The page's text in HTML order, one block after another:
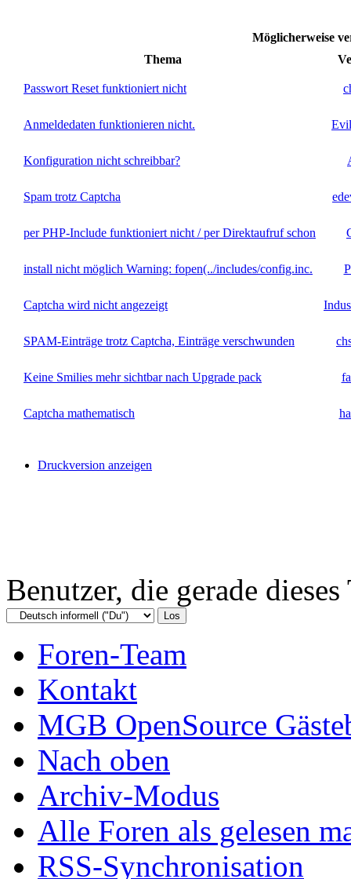
Möglicherweise
Thema
Passwort Reset funktioniert nicht
Anmeldedaten funktionieren nicht.
Konfiguration nicht schreibbar?
Spam trotz Captcha
per PHP-Include funktioniert nicht / per Direktaufruf schon
install nicht möglich Warning: fopen(../includes/config.inc.
Captcha wird nicht angezeigt
SPAM-Einträge trotz Captcha, Einträge verschwunden
Keine Smilies mehr sichtbar nach Upgrade pack
Captcha mathematisch
Druckversion anzeigen
Benutzer, die gerade
Foren-Team
Kontakt
MGB OpenSource
Nach oben
Archiv-Modus
Alle Foren als gelesen
RSS-Synchronisation